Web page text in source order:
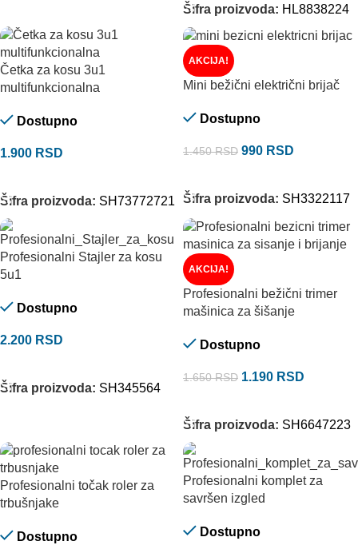
Šifra proizvoda: HL8838224
Četka za kosu 3u1
multifunkcionalna
Dostupno
1.900 RSD
Šifra proizvoda: SH73772721
AKCIJA!
Mini bežični električni brijač
Dostupno
1.450RSD 990 RSD
Šifra proizvoda: SH3322117
Profesionalni Stajler za kosu
5u1
Dostupno
2.200 RSD
Šifra proizvoda: SH345564
AKCIJA!
Profesionalni bežični trimer
mašinica za šišanje
Dostupno
1.650RSD 1.190 RSD
Šifra proizvoda: SH6647223
Profesionalni točak roler za
trbušnjake
Dostupno
Profesionalni komplet za
savršen izgled
Dostupno